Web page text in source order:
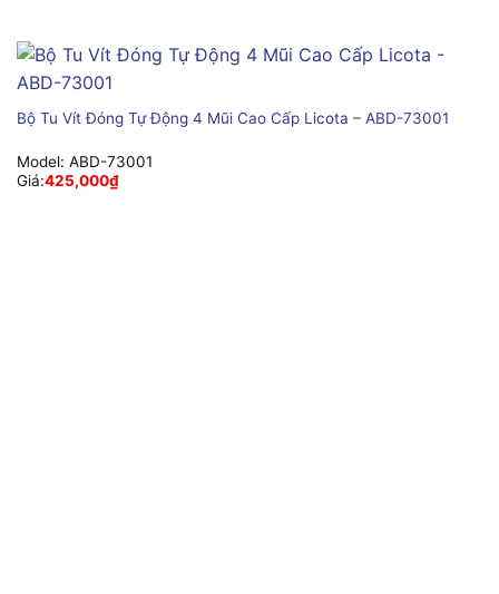
Bộ Tu Vít Đóng Tự Động 4 Mũi Cao Cấp Licota – ABD-73001
Model: ABD-73001
Giá:425,000₫